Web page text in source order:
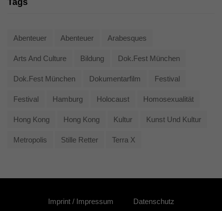
Tags
Abenteuer Abenteuer Arabesques
Arts And Culture Bildung Dok.fest München
Dok.fest München Dokumentarfilm Festival
Festival Hamburg Holocaust Homosexualität
Hong Kong Hong Kong Kultur Kunst Und Kultur
Metropolis Stille Retter Terra X
Imprint / Impressum Datenschutz